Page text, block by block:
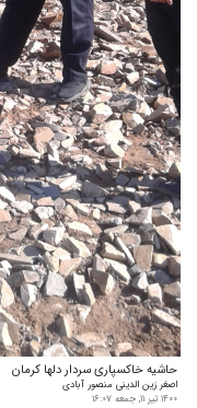
حاشیه خاکسپاری سردار دلها کرمان
اصغر زین الدینی منصور آبادی
۱۴۰۰ تیر ۱۱, جمعه ۱۶:۰۷